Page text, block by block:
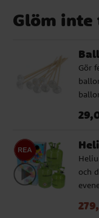
Glöm
Gör
det
Pris :
och